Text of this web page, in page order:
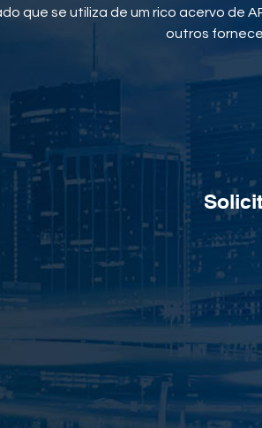
que se utiliza de um rico acervo de
outros